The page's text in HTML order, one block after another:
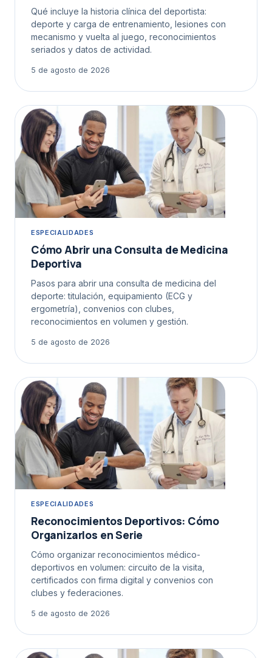
Qué incluye la historia clínica del deportista:
deporte y carga de entrenamiento, lesiones con
mecanismo y vuelta al juego, reconocimientos
seriados y datos de actividad.
5 de agosto de 2026
ESPECIALIDADES
Cómo Abrir una Consulta de Medicina
Deportiva
Pasos para abrir una consulta de medicina del
deporte: titulación, equipamiento (ECG y
ergometría), convenios con clubes,
reconocimientos en volumen y gestión.
5 de agosto de 2026
ESPECIALIDADES
Reconocimientos Deportivos: Cómo
Organizarlos en Serie
Cómo organizar reconocimientos médico-
deportivos en volumen: circuito de la visita,
certificados con firma digital y convenios con
clubes y federaciones.
5 de agosto de 2026